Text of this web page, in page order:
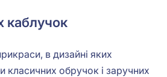
каблучок
в дизайні яких
класичних обручок і заручних